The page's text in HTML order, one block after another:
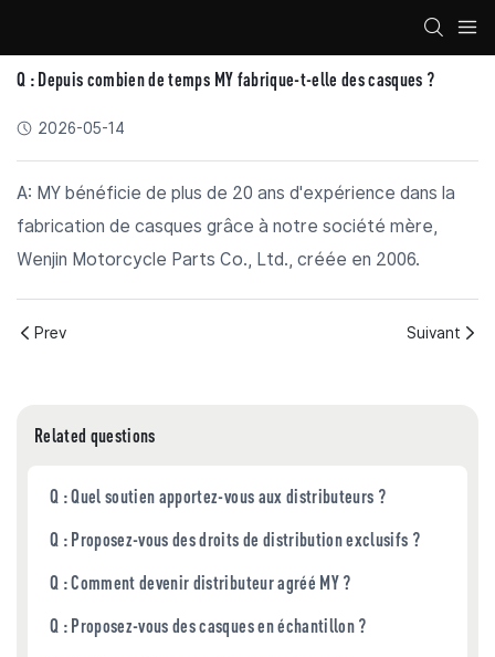
Q : Depuis combien de temps MY fabrique-t-elle des casques ?
2026-05-14
A: MY bénéficie de plus de 20 ans d'expérience dans la
fabrication de casques grâce à notre société mère,
Wenjin Motorcycle Parts Co., Ltd., créée en 2006.
Prev Suivant
Related questions
Q : Quel soutien apportez-vous aux distributeurs ?
Q : Proposez-vous des droits de distribution exclusifs ?
Q : Comment devenir distributeur agréé MY ?
Q : Proposez-vous des casques en échantillon ?